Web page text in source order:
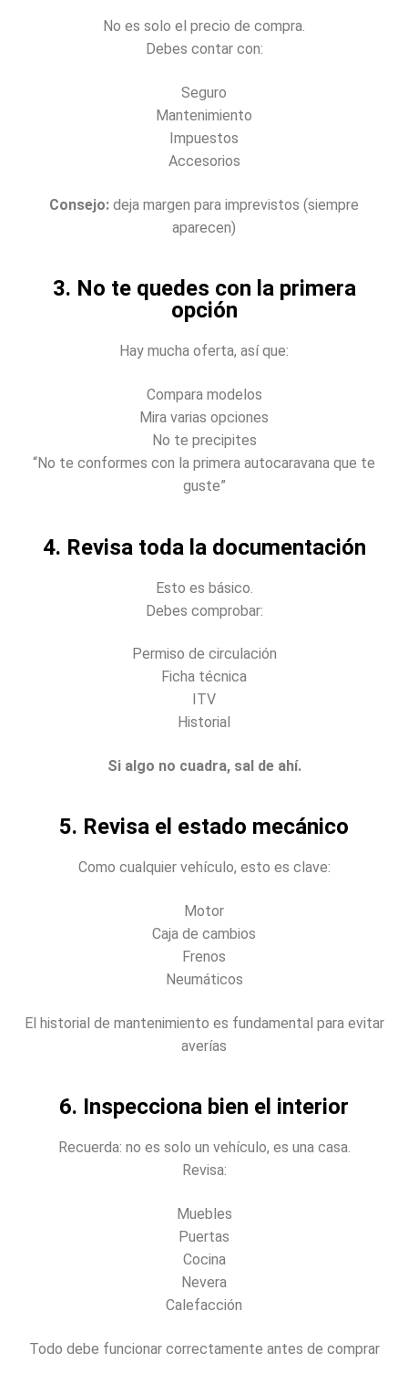
No es solo el precio de compra.
Debes contar con:
Seguro
Mantenimiento
Impuestos
Accesorios
Consejo: deja margen para imprevistos (siempre
aparecen)
3. No te quedes con la primera
opción
Hay mucha oferta, así que:
Compara modelos
Mira varias opciones
No te precipites
“No te conformes con la primera autocaravana que te
guste”
4. Revisa toda la documentación
Esto es básico.
Debes comprobar:
Permiso de circulación
Ficha técnica
ITV
Historial
Si algo no cuadra, sal de ahí.
5. Revisa el estado mecánico
Como cualquier vehículo, esto es clave:
Motor
Caja de cambios
Frenos
Neumáticos
El historial de mantenimiento es fundamental para evitar
averías
6. Inspecciona bien el interior
Recuerda: no es solo un vehículo, es una casa.
Revisa:
Muebles
Puertas
Cocina
Nevera
Calefacción
Todo debe funcionar correctamente antes de comprar